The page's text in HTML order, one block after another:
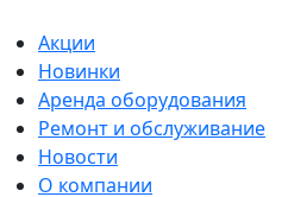
Акции
Новинки
Аренда оборудования
Ремонт и обслуживание
Новости
О компании